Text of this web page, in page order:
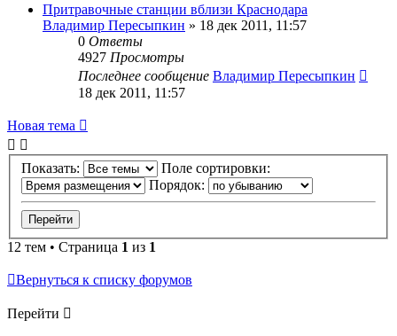
Притравочные станции вблизи Краснодара
Владимир Пересыпкин » 18 дек 2011, 11:57
0 Ответы
4927 Просмотры
Последнее сообщение Владимир Пересыпкин
18 дек 2011, 11:57
Новая
тема
Новая тема
Показать:
Поле сортировки:
Порядок:
12 тем • Страница 1 из 1
Вернуться к списку форумов
Перейти